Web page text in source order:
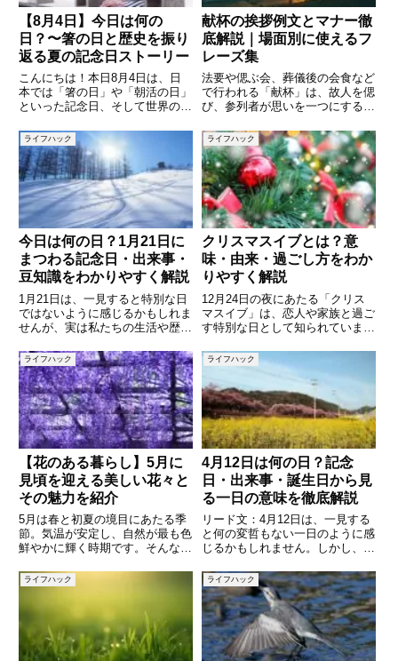
【8月4日】今日は何の
日？〜箸の日と歴史を振り
返る夏の記念日ストーリー
こんにちは！本日8月4日は、日
本では「箸の日」や「朝活の日」
といった記念日、そして世界の歴
すべき日です。本記事では、箸や
朝活の文化的意義から、銀座で日
本初のビヤホール誕生の歴史、さ
らには世界の重要な記念日や歴史
献杯の挨拶例文とマナー徹
底解説｜場面別に使えるフ
レーズ集
法要や偲ぶ会、葬儀後の会食など
で行われる「献杯」は、故人を偲
び、参列者が思いを一つにする大
びを分かち合うのではなく、静か
に故人の冥福を祈る意味を持って
います。そのため、挨拶や言葉選
びには慎重さが求められます。本
ライフハック
今日は何の日？1月21日に
まつわる記念日・出来事・
豆知識をわかりやすく解説
1月21日は、一見すると特別な日
ではないように感じるかもしれま
せんが、実は私たちの生活や歴
来事がいくつも重なっている日で
す。語呂合わせから生まれた身近
な記念日もあれば、社会の発展や
人々の意識の変化を象徴する意味
ライフハック
クリスマスイブとは？意
味・由来・過ごし方をわか
りやすく解説
12月24日の夜にあたる「クリス
マスイブ」は、恋人や家族と過ご
す特別な日として知られていま
イブとはどのような意味を持つ日
なのでしょうか。「イブ＝前日」
と思われがちですが、実はそれだ
けではありません。本記事では、
ライフハック
【花のある暮らし】5月に
見頃を迎える美しい花々と
その魅力を紹介
5月は春と初夏の境目にあたる季
節。気温が安定し、自然が最も色
鮮やかに輝く時期です。そんな5
き誇ります。藤、バラ、ツツジ、
菖蒲など、私たちの目を楽しませ
てくれる花が各地の庭園や公園を
彩ります。本記事では、5月に咲
ライフハック
4月12日は何の日？記念
日・出来事・誕生日から見
る一日の意味を徹底解説
リード文：4月12日は、一見する
と何の変哲もない一日のように感
じるかもしれません。しかし、実
念日、有名人の誕生日など、さま
ざまな意味が詰まっています。本
記事では「今日は何の日？」とい
う視点から、4月12日にまつ
ライフハック ライフハック